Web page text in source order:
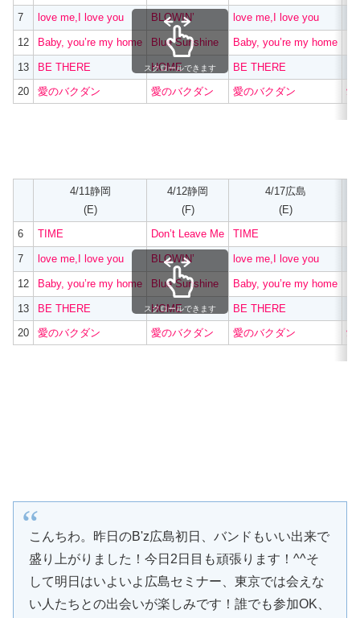
7 love me,I love you BLOWIN’ love me,I love you
12 Baby, you’re my home Blue Sunshine Baby, you’re my home
13 BE THERE HOME BE THERE
20
愛のバクダン 愛のバクダン 愛のバクダン 愛
スクロールできます
4/11静岡
(E)
4/12静岡
(F)
4/17広島
(E)
6
TIME Don’t Leave Me TIME
7 love me,I love you BLOWIN’ love me,I love you
12 Baby, you’re my home Blue Sunshine Baby, you’re my home
13 BE THERE HOME BE THERE
20
愛のバクダン 愛のバクダン 愛のバクダン 愛
スクロールできます
こんちわ。昨日のB'z広島初日、バンドもいい出来で
盛り上がりました！今日2日目も頑張ります！^^そ
して明日はいよいよ広島セミナー、東京では会えな
い人たちとの出会いが楽しみです！誰でも参加OK、